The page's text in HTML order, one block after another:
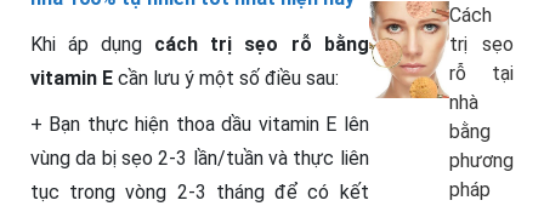
Khi áp dụng cách trị sẹo rỗ bằng
vitamin E cần lưu ý một số điều sau:
+ Bạn thực hiện thoa dầu vitamin E lên
vùng da bị sẹo 2-3 lần/tuần và thực liên
tục trong vòng 2-3 tháng để có kết
Cách
trị sẹo
rỗ tại
nhà
bằng
phương
pháp